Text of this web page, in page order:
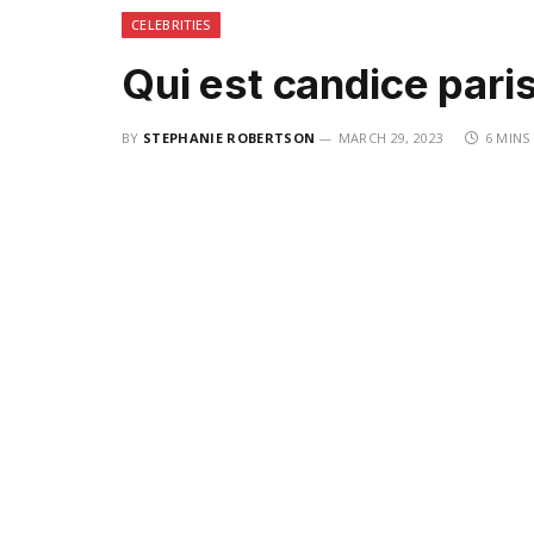
CELEBRITIES
Qui est candice
BY STEPHANIE ROBERTSON MARCH 29, 2023 6 MINS